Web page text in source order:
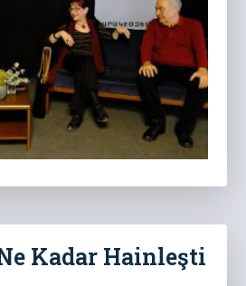
Kadar Hainleşti